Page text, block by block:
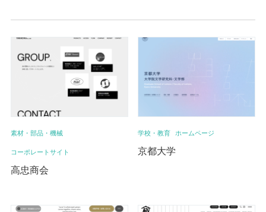
素材・部品・機械
コーポレートサイト
高忠商会
学校・教育 ホームページ
京都大学